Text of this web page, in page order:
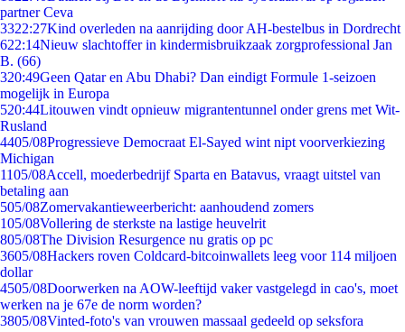
partner Ceva
3322:27Kind overleden na aanrijding door AH-bestelbus in Dordrecht
622:14Nieuw slachtoffer in kindermisbruikzaak zorgprofessional Jan
B. (66)
320:49Geen Qatar en Abu Dhabi? Dan eindigt Formule 1-seizoen
mogelijk in Europa
520:44Litouwen vindt opnieuw migrantentunnel onder grens met Wit-
Rusland
4405/08Progressieve Democraat El-Sayed wint nipt voorverkiezing
Michigan
1105/08Accell, moederbedrijf Sparta en Batavus, vraagt uitstel van
betaling aan
505/08Zomervakantieweerbericht: aanhoudend zomers
105/08Vollering de sterkste na lastige heuvelrit
805/08The Division Resurgence nu gratis op pc
3605/08Hackers roven Coldcard-bitcoinwallets leeg voor 114 miljoen
dollar
4505/08Doorwerken na AOW-leeftijd vaker vastgelegd in cao's, moet
werken na je 67e de norm worden?
3805/08Vinted-foto's van vrouwen massaal gedeeld op seksfora